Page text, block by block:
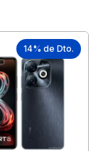
14% de Dto.